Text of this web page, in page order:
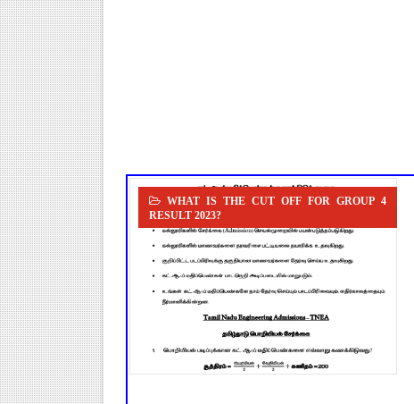
TET வழக்கு: மதுரை
அரசு ஊழியர்கள் கவனத்திற்கு:
அரசுப் பள்ளியில் கழிவறை
WHAT IS THE CUT OFF FOR GROUP 4
RESULT 2023?